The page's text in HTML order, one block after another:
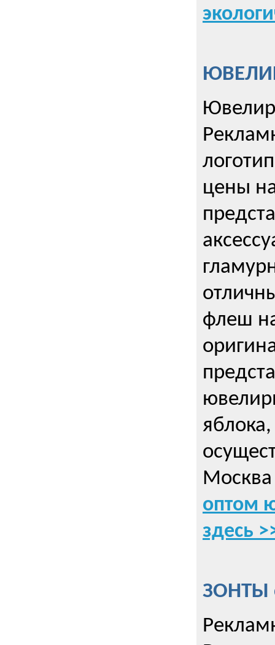
цены
флеш
Москва
оптом
здесь
ЗОНТЫ